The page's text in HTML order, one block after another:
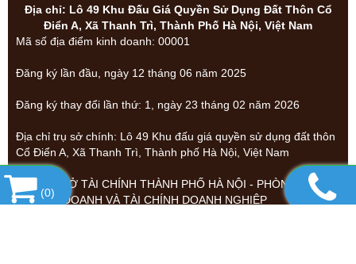
Địa chỉ: Lô 49 Khu Đấu Giá Quyền Sử Dụng Đất Thôn Cổ
Điển A, Xã Thanh Trì, Thành Phố Hà Nội, Việt Nam
Mã số địa điểm kinh doanh: 00001
Đăng ký lần đầu, ngày 12 tháng 06 năm 2025
Đăng ký thay đổi lần thứ: 1, ngày 23 tháng 02 năm 2026
Địa chỉ trụ sở chính: Lô 49 Khu đấu giá quyền sử dụng đất thôn
Cổ Điển A, Xã Thanh Trì, Thành phố Hà Nội, Việt Nam
Nơi cấp: SỞ TÀI CHÍNH THÀNH PHỐ HÀ NỘI - PHÒNG ĐĂNG
KÝ KINH DOANH VÀ TÀI CHÍNH DOANH NGHIỆP
(0)